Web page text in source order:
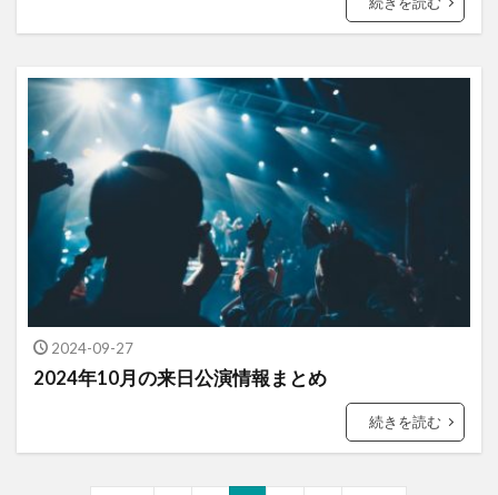
2024-09-27
2024年10月の来日公演情報まとめ
続きを読む